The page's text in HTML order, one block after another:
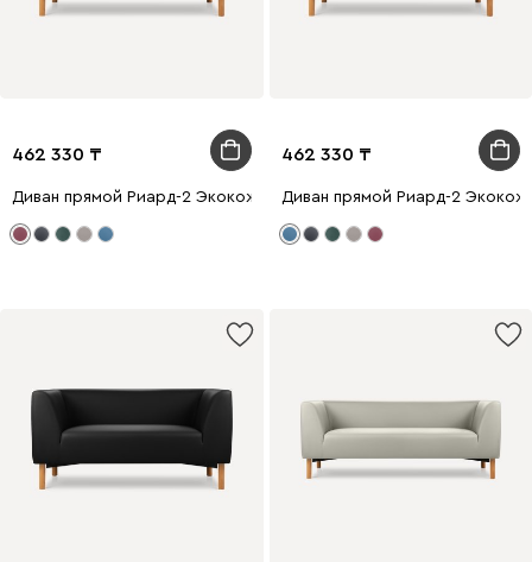
462 330
Диван прямой Риард-2 Экокожа Бордовый
462 330
Диван прямой Риард-2